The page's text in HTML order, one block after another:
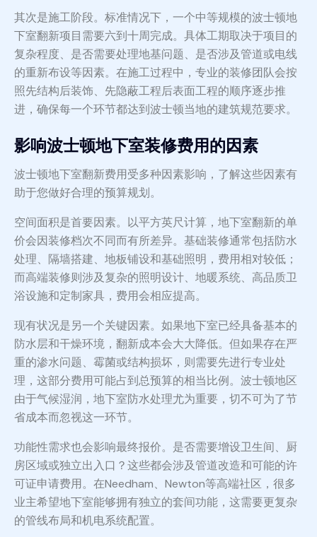
其次是施工阶段。标准情况下，一个中等规模的波士顿地
下室翻新项目需要六到十周完成。具体工期取决于项目的
复杂程度、是否需要处理地基问题、是否涉及管道或电线
的重新布设等因素。在施工过程中，专业的装修团队会按
照先结构后装饰、先隐蔽工程后表面工程的顺序逐步推
进，确保每一个环节都达到波士顿当地的建筑规范要求。
影响波士顿地下室装修费用的因素
波士顿地下室翻新费用受多种因素影响，了解这些因素有
助于您做好合理的预算规划。
空间面积是首要因素。以平方英尺计算，地下室翻新的单
价会因装修档次不同而有所差异。基础装修通常包括防水
处理、隔墙搭建、地板铺设和基础照明，费用相对较低；
而高端装修则涉及复杂的照明设计、地暖系统、高品质卫
浴设施和定制家具，费用会相应提高。
现有状况是另一个关键因素。如果地下室已经具备基本的
防水层和干燥环境，翻新成本会大大降低。但如果存在严
重的渗水问题、霉菌或结构损坏，则需要先进行专业处
理，这部分费用可能占到总预算的相当比例。波士顿地区
由于气候湿润，地下室防水处理尤为重要，切不可为了节
省成本而忽视这一环节。
功能性需求也会影响最终报价。是否需要增设卫生间、厨
房区域或独立出入口？这些都会涉及管道改造和可能的许
可证申请费用。在Needham、Newton等高端社区，很多
业主希望地下室能够拥有独立的套间功能，这需要更复杂
的管线布局和机电系统配置。